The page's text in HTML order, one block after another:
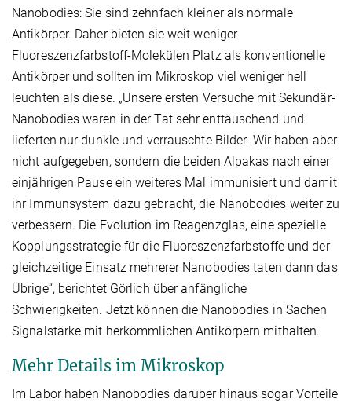
Nanobodies: Sie sind zehnfach kleiner als normale
Antikörper. Daher bieten sie weit weniger
Fluoreszenzfarbstoff-Molekülen Platz als konventionelle
Antikörper und sollten im Mikroskop viel weniger hell
leuchten als diese. „Unsere ersten Versuche mit Sekundär-
Nanobodies waren in der Tat sehr enttäuschend und
lieferten nur dunkle und verrauschte Bilder. Wir haben aber
nicht aufgegeben, sondern die beiden Alpakas nach einer
einjährigen Pause ein weiteres Mal immunisiert und damit
ihr Immunsystem dazu gebracht, die Nanobodies weiter zu
verbessern. Die Evolution im Reagenzglas, eine spezielle
Kopplungsstrategie für die Fluoreszenzfarbstoffe und der
gleichzeitige Einsatz mehrerer Nanobodies taten dann das
Übrige“, berichtet Görlich über anfängliche
Schwierigkeiten. Jetzt können die Nanobodies in Sachen
Signalstärke mit herkömmlichen Antikörpern mithalten.
Mehr Details im Mikroskop
Im Labor haben Nanobodies darüber hinaus sogar Vorteile